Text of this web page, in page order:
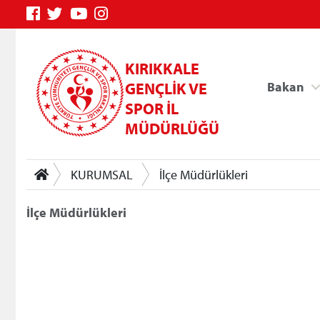
KIRIKKALE
GENÇLİK VE
SPOR İL
MÜDÜRLÜĞÜ
Bakan
KURUMSAL İlçe Müdürlükleri
İlçe Müdürlükleri